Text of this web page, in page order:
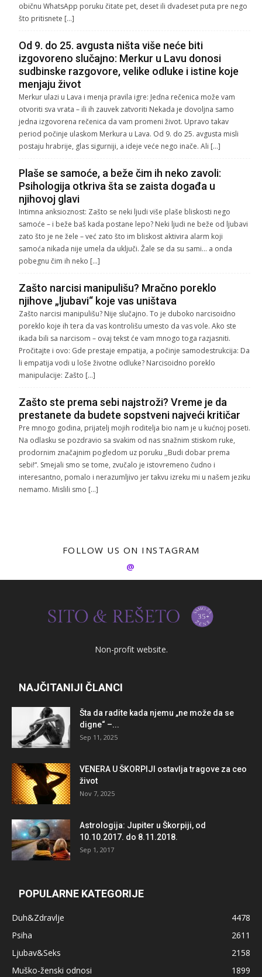
običnu WhatsApp poruku čitate pet, deset ili dvadeset puta pre nego
što pritisnete […]
Od 9. do 25. avgusta ništa više neće biti
izgovoreno slučajno: Merkur u Lavu donosi
sudbinske razgovore, velike odluke i istine koje
menjaju život
Merkur ulazi u Lava i menja pravila igre: Jedna rečenica može vam
otvoriti sva vrata – ili ih zauvek zatvoriti Nekada je dovoljna samo
jedna izgovorena rečenica da vam promeni život. Upravo takav
period počinje ulaskom Merkura u Lava. Od 9. do 25. avgusta misli
postaju hrabrije, glas sigurniji, a ideje veće nego inače. Ali […]
Plaše se samoće, a beže čim ih neko zavoli:
Psihologija otkriva šta se zaista događa u
njihovoj glavi
Intimna anksioznost: Zašto se neki ljudi više plaše bliskosti nego
samoće – i beže baš kada postane lepo? Neki ljudi ne beže od ljubavi
zato što je ne žele – već zato što im bliskost aktivira alarm koji
samoća nikada nije umela da uključi. Žale se da su sami… a onda
pobegnu čim ih neko […]
Zašto narcisi manipulišu? Mračno poreklo
njihove „ljubavi“ koje vas uništava
Zašto narcisi manipulišu? Nije slučajno. To je duboko narcisoidno
poreklo koje ih tera da vas kontrolišu umesto da vas vole. Ako ste
ikada bili sa narcisom – ovaj tekst će vam mnogo toga razjasniti.
Pročitajte i ovo: Gde prestaje empatija, a počinje samodestrukcija: Da
li empatija vodi u loše životne odluke? Narcisoidno poreklo
manipulacije: Zašto […]
Zašto ste prema sebi najstroži? Vreme je da
prestanete da budete sopstveni najveći kritičar
Pre mnogo godina, prijatelj mojih roditelja bio nam je u kućnoj poseti.
Na odlasku se pozdravio sa svakim od nas snažnim stiskom ruke,
prodornim značajnim pogledom uz poruku ,,Budi dobar prema
sebi!“. Smejali smo se tome, zvučalo je istovremeno čudno i
interesantno, pomalo i nerazumljivo jer takvu izreku mi u našem jeziku
nemamo. Mislili smo […]
FOLLOW US ON INSTAGRAM
@
Non-profit website.
NAJČITANIJI ČLANCI
Šta da radite kada njemu „ne može da se
digne“ –...
Sep 11, 2025
VENERA U ŠKORPIJI ostavlja tragove za ceo
život
Nov 7, 2025
Astrologija: Jupiter u Škorpiji, od
10.10.2017. do 8.11.2018.
Sep 1, 2017
POPULARNE KATEGORIJE
Duh&Zdravlje
4478
Psiha
2611
Ljubav&Seks
2158
Muško-ženski odnosi
1899